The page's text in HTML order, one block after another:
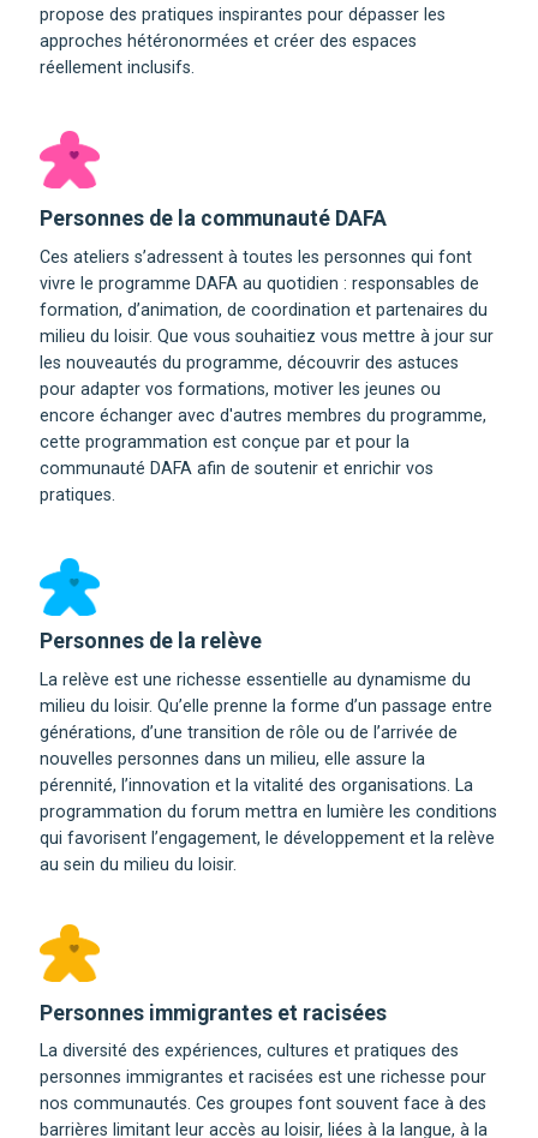
propose des pratiques inspirantes pour dépasser les
approches hétéronormées et créer des espaces
réellement inclusifs.
Personnes de la communauté DAFA
Ces ateliers s’adressent à toutes les personnes qui font
vivre le programme DAFA au quotidien : responsables de
formation, d’animation, de coordination et partenaires du
milieu du loisir. Que vous souhaitiez vous mettre à jour sur
les nouveautés du programme, découvrir des astuces
pour adapter vos formations, motiver les jeunes ou
encore échanger avec d'autres membres du programme,
cette programmation est conçue par et pour la
communauté DAFA afin de soutenir et enrichir vos
pratiques.
Personnes de la relève
La relève est une richesse essentielle au dynamisme du
milieu du loisir. Qu’elle prenne la forme d’un passage entre
générations, d’une transition de rôle ou de l’arrivée de
nouvelles personnes dans un milieu, elle assure la
pérennité, l’innovation et la vitalité des organisations. La
programmation du forum mettra en lumière les conditions
qui favorisent l’engagement, le développement et la relève
au sein du milieu du loisir.
Personnes immigrantes et racisées
La diversité des expériences, cultures et pratiques des
personnes immigrantes et racisées est une richesse pour
nos communautés. Ces groupes font souvent face à des
barrières limitant leur accès au loisir, liées à la langue, à la